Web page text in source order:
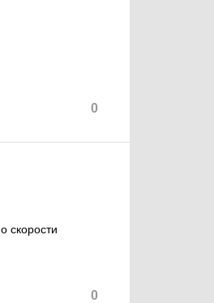
0
скорости
0